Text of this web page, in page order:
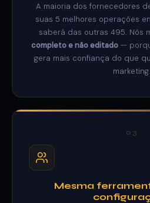
A maioria dos fornecedores
suas 5 melhores operações
saberá das outras 495. Nós
completo e não editado —
gera mais confiança do que
marketing.
03
Mesma